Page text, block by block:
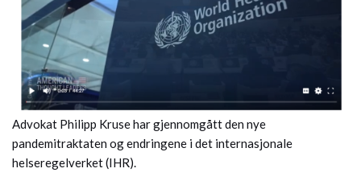
Advokat Philipp Kruse har gjennomgått den nye
pandemitraktaten og endringene i det internasjonale
helseregelverket (IHR).